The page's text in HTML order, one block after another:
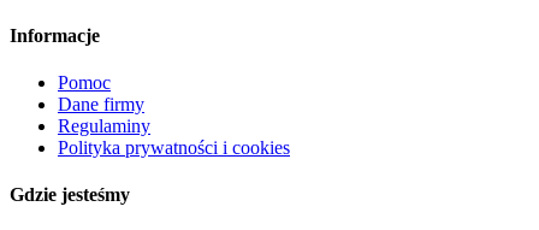
Informacje
Pomoc
Dane firmy
Regulaminy
Polityka prywatności i cookies
Gdzie jesteśmy